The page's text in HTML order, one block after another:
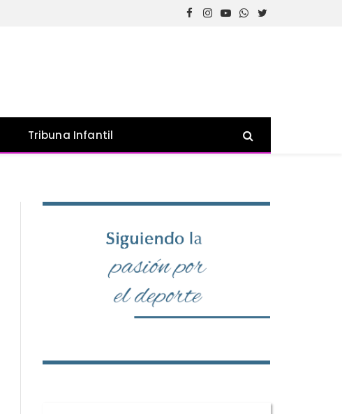
Facebook
Instagram
YouTube
WhatsApp
Twitter
Tribuna Infantil